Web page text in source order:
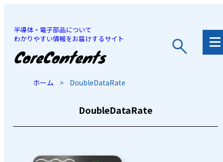
半導体・電子部品について
わかりやすい情報をお届けするサイト
JP
ホーム > DoubleDataRate
DoubleDataRate